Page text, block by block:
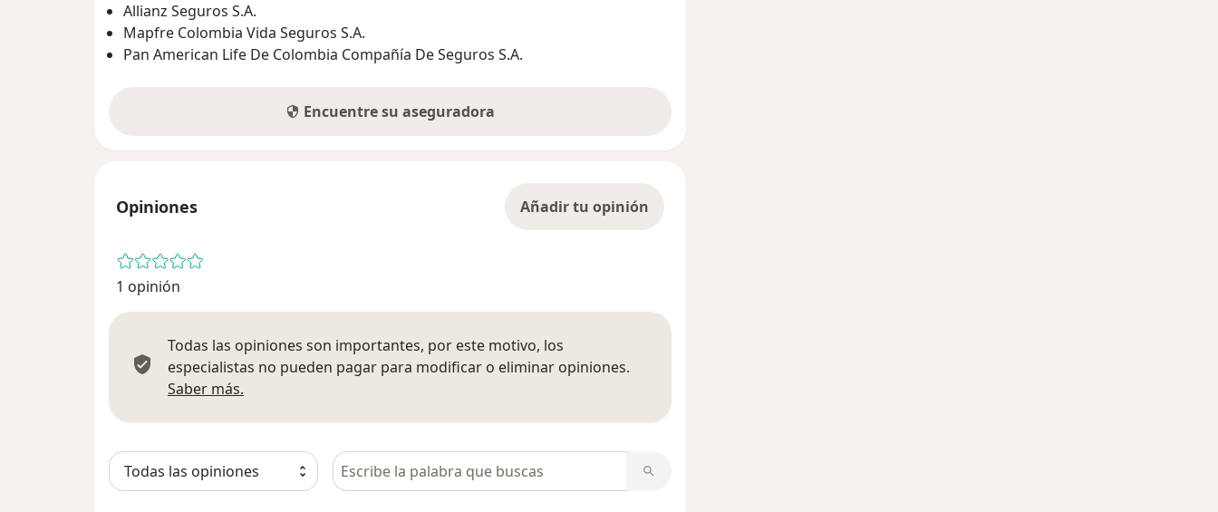
Allianz Seguros S.A.
Mapfre Colombia Vida Seguros S.A.
Pan American Life De Colombia Compañía De Seguros S.A.
Encuentre su aseguradora
Opiniones Añadir tu opinión
1 opinión
Todas las opiniones son importantes, por este motivo, los
especialistas no pueden pagar para modificar o eliminar opiniones.
Saber más.
Busca en opiniones